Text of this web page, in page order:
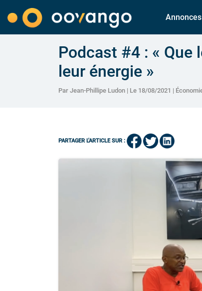
Podcast #4 : «
leur énergie »
Par Jean-Phillipe Ludon | Le 18/08/2021 |
PARTAGER L'ARTICLE SUR :